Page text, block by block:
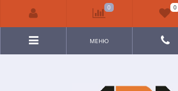
МЕНЮ
0 0